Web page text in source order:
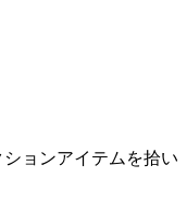
ョンアイテムを拾い